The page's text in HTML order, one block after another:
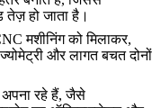
तेज़ हो जाता है।
मशीनिंग को मिलाकर,
और लागत बचत दोनों
अपना रहे हैं, जैसे